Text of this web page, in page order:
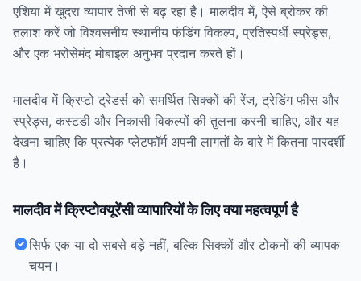
एशिया में खुदरा व्यापार तेजी से बढ़ रहा है। मालदीव में, ऐसे ब्रोकर की
तलाश करें जो विश्वसनीय स्थानीय फंडिंग विकल्प, प्रतिस्पर्धी स्प्रेड्स,
और एक भरोसेमंद मोबाइल अनुभव प्रदान करते हों।
मालदीव में क्रिप्टो ट्रेडर्स को समर्थित सिक्कों की रेंज, ट्रेडिंग फीस और
स्प्रेड्स, कस्टडी और निकासी विकल्पों की तुलना करनी चाहिए, और यह
देखना चाहिए कि प्रत्येक प्लेटफॉर्म अपनी लागतों के बारे में कितना पारदर्शी
है।
मालदीव में क्रिप्टोक्यूरेंसी व्यापारियों के लिए क्या महत्वपूर्ण है
सिर्फ एक या दो सबसे बड़े नहीं, बल्कि सिक्कों और टोकनों की व्यापक
चयन।